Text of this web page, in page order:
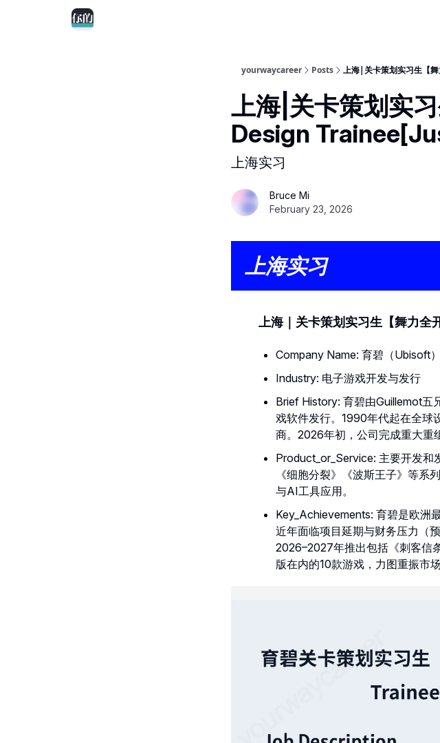
yourwaycareer Posts 上海|关卡策划实习生【
上海|关卡策划实
Design
上海实习
Bruce Mi
February 23, 2026
上海实习
上海｜关卡策划实习生【舞力
Company Name: 育碧（Ubisoft）
Industry: 电子游戏开发与发行
Brief History: 育碧由Guillemot五
戏软件发行。1990年代起在全球
商。2026年初，公司完成重大重
Product_or_Service: 主要开发和
《细胞分裂》《波斯王子》等系
与AI工具应用。
Key_Achievements: 育碧是欧洲
近年面临项目延期与财务压力（
2026–2027年推出包括《刺客信
版在内的10款游戏，力图重振市场